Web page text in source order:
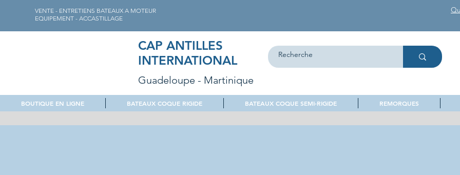
VENTE - ENTRETIENS BATEAUX A MOTEUR
EQUIPEMENT - ACCASTILLAGE
CAP ANTILLES
INTERNATIONAL
Guadeloupe - Martinique
BOUTIQUE EN LIGNE BATEAUX COQUE RIGIDE BATEAUX COQUE SEMI-RIGIDE REMORQUES